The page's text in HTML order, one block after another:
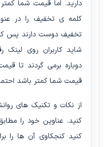
دارید. اما قیمت شما
کلمه ی تخفیف را در
تخفیف دوست دارند پس
شاید کاربران روی
دوباره برمی گردند تا
قیمت شما کمتر باشد
از نکات و تکنیک های
کنید. عناوین خود را
کنید کنجکاوی آن ها را